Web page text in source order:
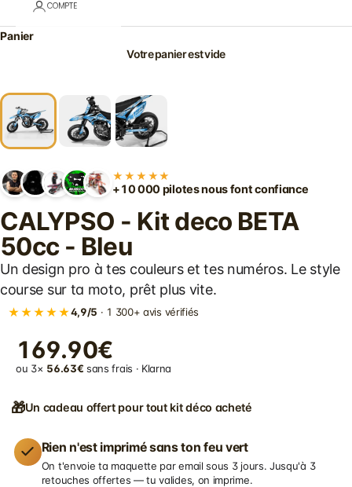
COMPTE
Panier
Votre panier est vide
★★★★★
+10 000 pilotes nous font confiance
CALYPSO - Kit deco BETA
50cc - Bleu
Un design pro à tes couleurs et tes numéros. Le style
course sur ta moto, prêt plus vite.
★★★★★4,9/5 · 1 300+ avis vérifiés
169.90€
ou 3× 56.63€ sans frais · Klarna
🎁Un cadeau offert pour tout kit déco acheté
Rien n'est imprimé sans ton feu vert
On t'envoie ta maquette par email sous 3 jours. Jusqu'à 3
retouches offertes — tu valides, on imprime.